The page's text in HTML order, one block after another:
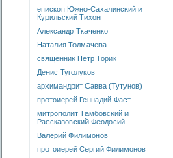
епископ Южно-Сахалинский и
Курильский Тихон
Александр Ткаченко
Наталия Толмачева
священник Петр Торик
Денис Туголуков
архимандрит Савва (Тутунов)
протоиерей Геннадий Фаст
митрополит Тамбовский и
Рассказовский Феодосий
Валерий Филимонов
протоиерей Сергий Филимонов